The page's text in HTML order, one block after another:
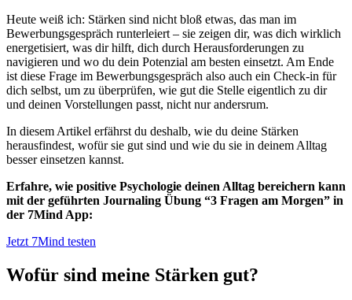
Heute weiß ich: Stärken sind nicht bloß etwas, das man im
Bewerbungsgespräch runterleiert – sie zeigen dir, was dich wirklich
energetisiert, was dir hilft, dich durch Herausforderungen zu
navigieren und wo du dein Potenzial am besten einsetzt. Am Ende
ist diese Frage im Bewerbungsgespräch also auch ein Check-in für
dich selbst, um zu überprüfen, wie gut die Stelle eigentlich zu dir
und deinen Vorstellungen passt, nicht nur andersrum.
In diesem Artikel erfährst du deshalb, wie du deine Stärken
herausfindest, wofür sie gut sind und wie du sie in deinem Alltag
besser einsetzen kannst.
Erfahre, wie positive Psychologie deinen Alltag bereichern kann
mit der geführten Journaling Übung “3 Fragen am Morgen” in
der 7Mind App:
Jetzt 7Mind testen
Wofür sind meine Stärken gut?